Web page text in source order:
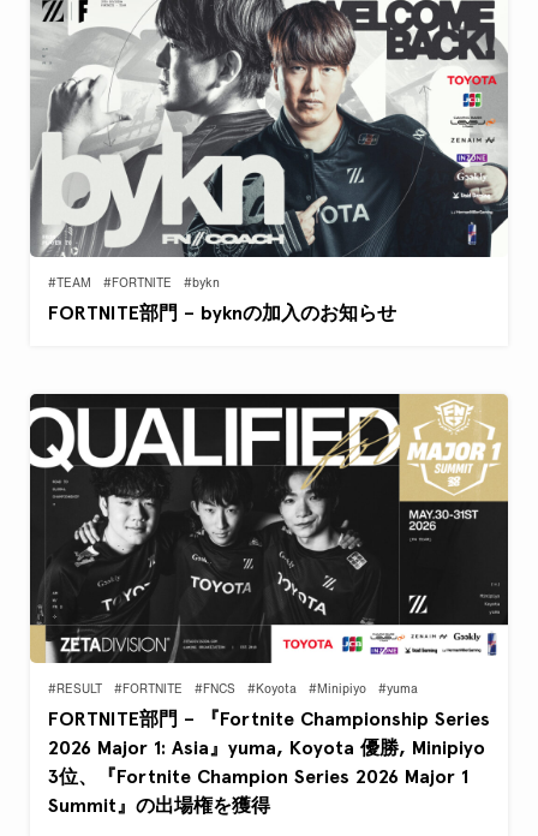
#TEAM #FORTNITE #bykn
FORTNITE部門 – byknの加入のお知らせ
#RESULT #FORTNITE #FNCS #Koyota #Minipiyo #yuma
FORTNITE部門 – 『Fortnite Championship Series
2026 Major 1: Asia』yuma, Koyota 優勝, Minipiyo
3位、『Fortnite Champion Series 2026 Major 1
Summit』の出場権を獲得